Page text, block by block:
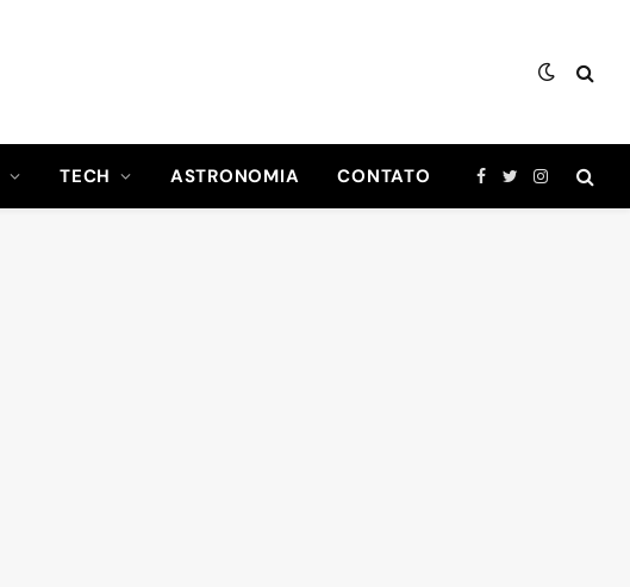
TECH ASTRONOMIA CONTATO Facebook
TwitterInstagram